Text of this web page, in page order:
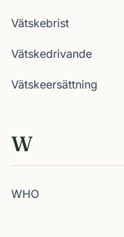
Vätskebrist
Vätskedrivande
Vätskeersättning
W
WHO